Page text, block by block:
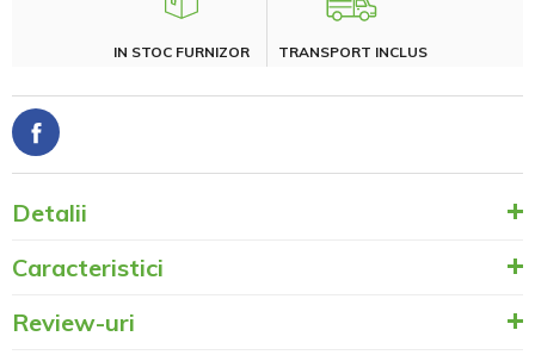
IN STOC FURNIZOR TRANSPORT INCLUS
Detalii
Caracteristici
Review-uri